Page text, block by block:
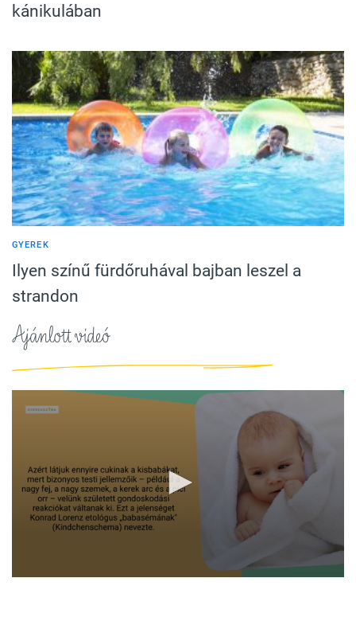
kánikulában
GYEREK
Ilyen színű fürdőruhával bajban leszel a
strandon
Ajánlott videó